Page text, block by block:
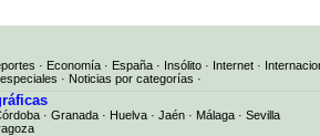
· Economía · España · Insólito · Internet ·
· Noticias por categorías ·
· Granada · Huelva · Jaén · Málaga · Sevilla